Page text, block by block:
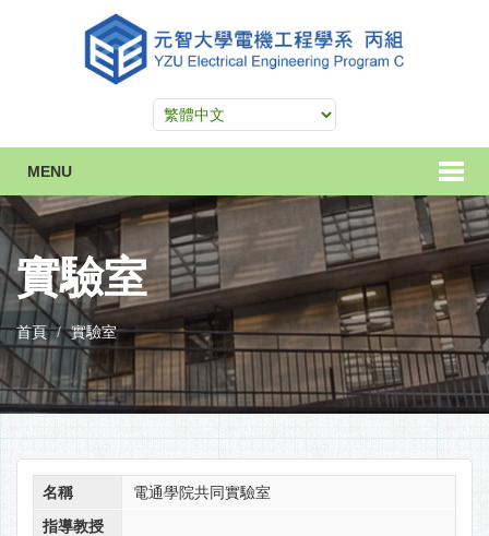
MENU
實驗室
首頁 實驗室
名稱
電通學院共同實驗室
指導教授